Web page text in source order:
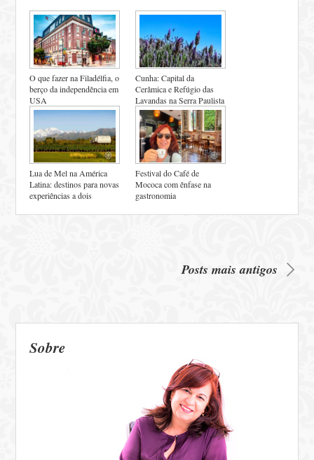
O que fazer na Filadélfia, o
berço da independência em
USA
Cunha: Capital da
Cerâmica e Refúgio das
Lavandas na Serra Paulista
Lua de Mel na América
Latina: destinos para novas
experiências a dois
Festival do Café de
Mococa com ênfase na
gastronomia
Posts mais antigos
Sobre